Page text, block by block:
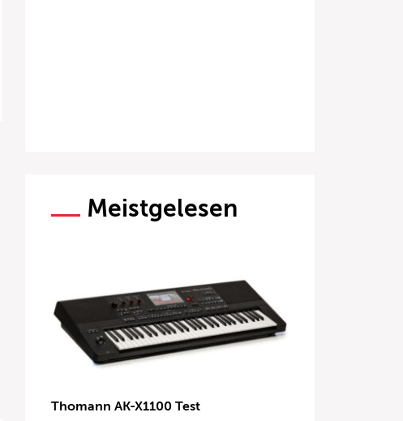
Meistgelesen
Thomann AK-X1100 Test